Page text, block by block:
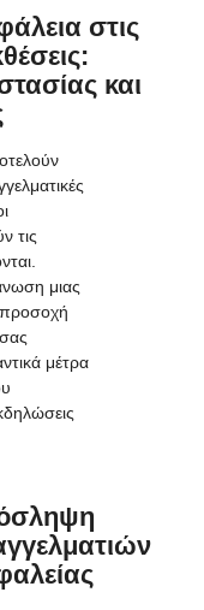
στις
και
τις
μιας
προσοχή
μέτρα